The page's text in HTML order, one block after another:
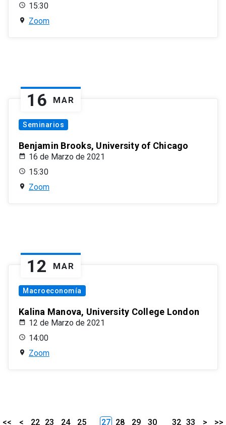
15:30
Zoom
16 MAR
Seminarios
Benjamin Brooks, University of Chicago
16 de Marzo de 2021
15:30
Zoom
12 MAR
Macroeconomía
Kalina Manova, University College London
12 de Marzo de 2021
14:00
Zoom
<< < 22 23 24
25
27 28 29
30
32 33 > >>